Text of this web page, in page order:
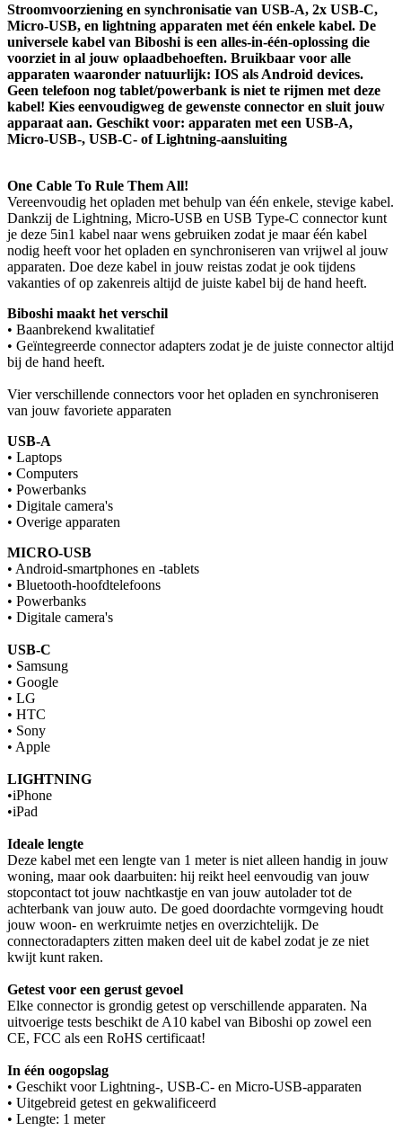
Stroomvoorziening en synchronisatie van USB-A, 2x USB-C,
Micro-USB, en lightning apparaten met één enkele kabel. De
universele kabel van Biboshi is een alles-in-één-oplossing die
voorziet in al jouw oplaadbehoeften. Bruikbaar voor alle
apparaten waaronder natuurlijk: IOS als Android devices.
Geen telefoon nog tablet/powerbank is niet te rijmen met deze
kabel! Kies eenvoudigweg de gewenste connector en sluit jouw
apparaat aan. Geschikt voor: apparaten met een USB-A,
Micro-USB-, USB-C- of Lightning-aansluiting
One Cable To Rule Them All!
Vereenvoudig het opladen met behulp van één enkele, stevige kabel.
Dankzij de Lightning, Micro-USB en USB Type-C connector kunt
je deze 5in1 kabel naar wens gebruiken zodat je maar één kabel
nodig heeft voor het opladen en synchroniseren van vrijwel al jouw
apparaten. Doe deze kabel in jouw reistas zodat je ook tijdens
vakanties of op zakenreis altijd de juiste kabel bij de hand heeft.
Biboshi maakt het verschil
• Baanbrekend kwalitatief
• Geïntegreerde connector adapters zodat je de juiste connector altijd
bij de hand heeft.
Vier verschillende connectors voor het opladen en synchroniseren
van jouw favoriete apparaten
USB-A
• Laptops
• Computers
• Powerbanks
• Digitale camera's
• Overige apparaten
MICRO-USB
• Android-smartphones en -tablets
• Bluetooth-hoofdtelefoons
• Powerbanks
• Digitale camera's
USB-C
• Samsung
• Google
• LG
• HTC
• Sony
• Apple
LIGHTNING
•iPhone
•iPad
Ideale lengte
Deze kabel met een lengte van 1 meter is niet alleen handig in jouw
woning, maar ook daarbuiten: hij reikt heel eenvoudig van jouw
stopcontact tot jouw nachtkastje en van jouw autolader tot de
achterbank van jouw auto. De goed doordachte vormgeving houdt
jouw woon- en werkruimte netjes en overzichtelijk. De
connectoradapters zitten maken deel uit de kabel zodat je ze niet
kwijt kunt raken.
Getest voor een gerust gevoel
Elke connector is grondig getest op verschillende apparaten. Na
uitvoerige tests beschikt de A10 kabel van Biboshi op zowel een
CE, FCC als een RoHS certificaat!
In één oogopslag
• Geschikt voor Lightning-, USB-C- en Micro-USB-apparaten
• Uitgebreid getest en gekwalificeerd
• Lengte: 1 meter